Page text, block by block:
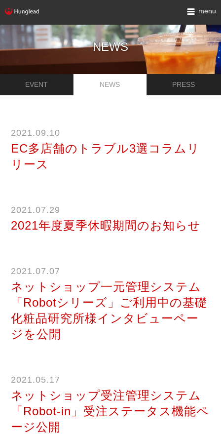
menu
NEWS
EVENT NEWS PRESS
2021.09.10
EC多店舗のトラブル3選コラムリ
リース
2021.07.29
2021年度夏季休暇期間のお知らせ
2021.07.07
ネットショップ一元管理システム
「Robotシリーズ」ご利用中の基礎
化粧品研究所様インタビューペー
ジを公開
2021.05.17
ネットショップ受注管理システム
「Robot-in」受注ステータス機能ペ
ージ公開